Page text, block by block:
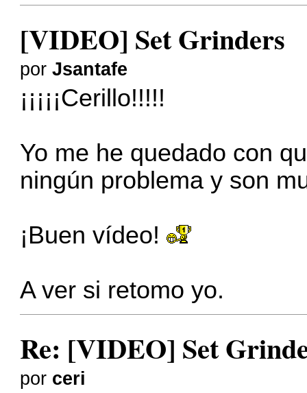
[VIDEO] Set Grinders
porJsantafe
¡¡¡¡¡Cerillo!!!!!
Yo me he quedado con
ningún problema y son
¡Buen vídeo!
A ver si retomo yo.
Re: [VIDEO] Set
por ceri